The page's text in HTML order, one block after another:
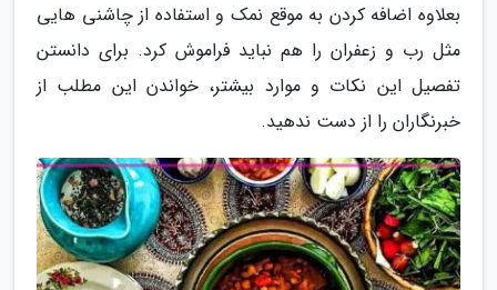
بعلاوه اضافه کردن به موقع نمک و استفاده از چاشنی هایی
مثل رب و زعفران را هم نباید فراموش کرد. برای دانستن
تفصیل این نکات و موارد بیشتر، خواندن این مطلب از
خبرنگاران را از دست ندهید.